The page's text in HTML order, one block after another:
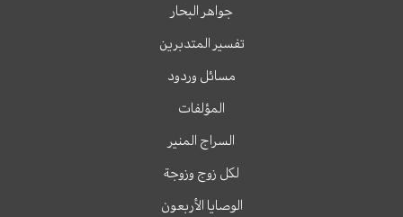
جواهر البحار
تفسير المتدبرين
مسائل وردود
المؤلفات
السراج المنير
لكل زوج وزوجة
الوصايا الأربعون